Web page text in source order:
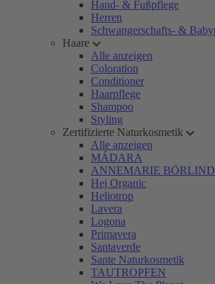
Hand- & Fußpflege
Herren
Schwangerschafts- &
Haare
Alle anzeigen
Coloration
Conditioner
Haarpflege
Shampoo
Styling
Zertifizierte Naturkosmetik
Alle anzeigen
MÁDARA
ANNEMARIE BÖRLIND
Hej Organic
Heliotrop
Lavera
Logona
Primavera
Santaverde
Sante Naturkosmetik
TAUTROPFEN